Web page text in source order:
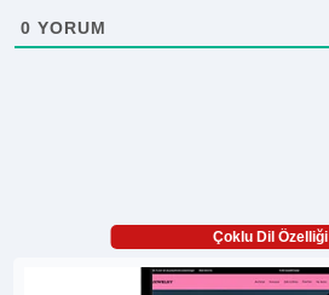
0 YORUM
Çoklu Dil Özelliği